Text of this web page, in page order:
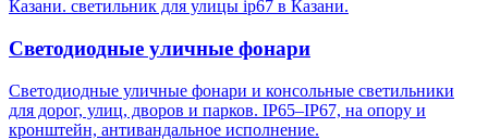
Казани. светильник для улицы ip67 в Казани.
Светодиодные уличные фонари
Светодиодные уличные фонари и консольные светильники
для дорог, улиц, дворов и парков. IP65–IP67, на опору и
кронштейн, антивандальное исполнение.